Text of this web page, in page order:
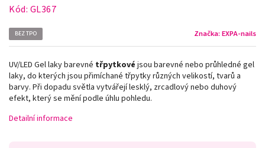
Kód: GL367
BEZ TPO Značka: EXPA-nails
UV/LED Gel laky barevné třpytkové jsou barevné nebo průhledné gel
laky, do kterých jsou přimíchané třpytky různých velikostí, tvarů a
barvy. Při dopadu světla vytvářejí lesklý, zrcadlový nebo duhový
efekt, který se mění podle úhlu pohledu.
Detailní informace